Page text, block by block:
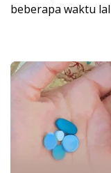
beberapa waktu